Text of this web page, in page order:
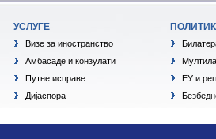
УСЛУГЕ
Визе за иностранство
Амбасаде и конзулати
Путне исправе
Дијаспора
ЕУ и